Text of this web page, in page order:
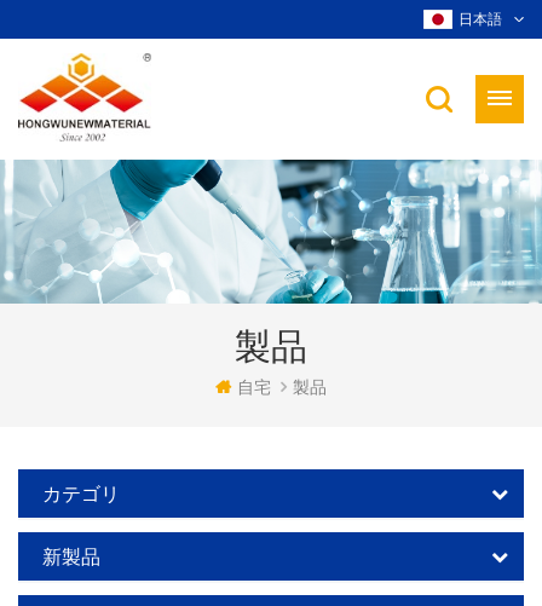
日本語
製品
自宅 製品
カテゴリ
新製品